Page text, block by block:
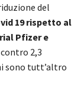
del
19 rispetto al
Pfizer e
2,3
sono tutt’altro